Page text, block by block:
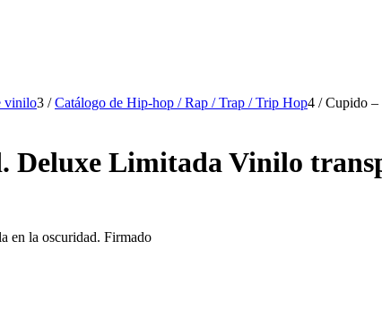
vinilo3 / Catálogo de Hip-hop / Rap / Trap / Trip Hop4 / Cupido –
Deluxe Limitada Vinilo
en la oscuridad. Firmado